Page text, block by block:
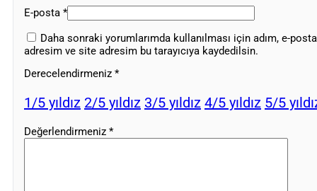
E-posta *
Daha sonraki yorumlarımda kullanılması için adım, e-posta
adresim ve site adresim bu tarayıcıya kaydedilsin.
Derecelendirmeniz *
1/5 yıldız 2/5 yıldız 3/5 yıldız 4/5 yıldız 5/5
Değerlendirmeniz *